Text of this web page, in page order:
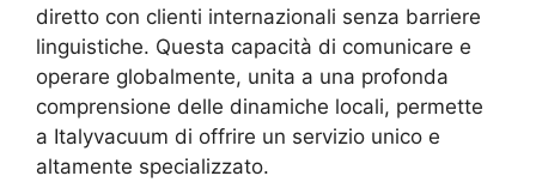
diretto con clienti internazionali senza barriere
linguistiche. Questa capacità di comunicare e
operare globalmente, unita a una profonda
comprensione delle dinamiche locali, permette
a Italyvacuum di offrire un servizio unico e
altamente specializzato.